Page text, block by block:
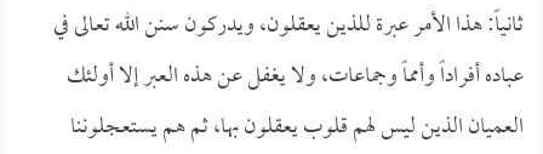
ثانياً: هذا الأمر عبرة للذين يعقلون، ويدركون سنن الله تعالى في
عباده أفراداً وأمماً وجماعات، ولا يغفل عن هذه العبر إلا أولئك
العميان الذين ليس لهم قلوب يعقلون بها، ثم هم يستعجلوننا